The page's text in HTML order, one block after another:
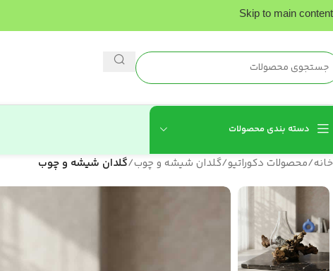
Skip to main content
دسته بندی محصولات
خانه/محصولات دکوراتیو/گلدان شیشه و چوب/گلدان شیشه و چوب